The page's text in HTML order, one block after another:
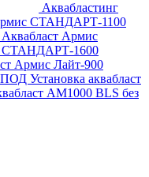
Аквабластинг
СТАНДАРТ-1100
Аквабласт Армис
СТАНДАРТ-1600
Армис Лайт-900
ПОД Установка аквабласт
AM1000 BLS без